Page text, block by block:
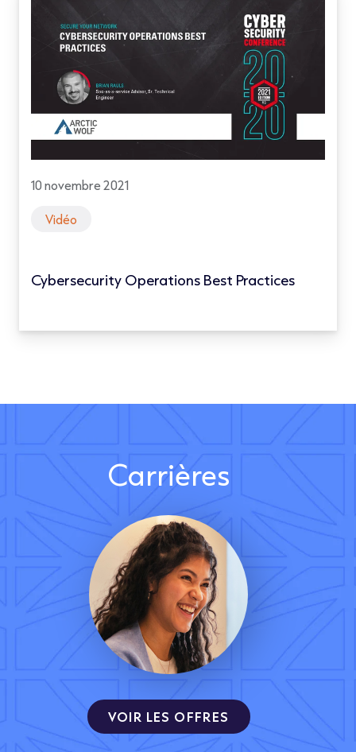
10 novembre 2021
Vidéo
Cybersecurity Operations Best Practices
Carrières
VOIR LES OFFRES